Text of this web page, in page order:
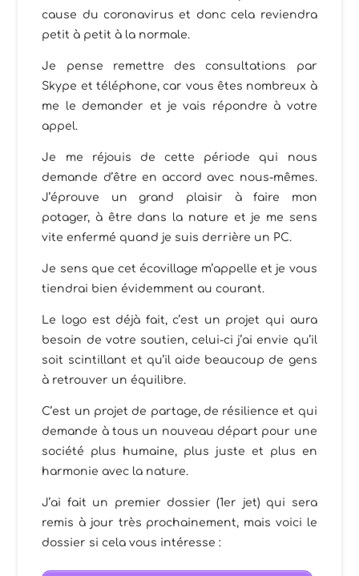
cause du coronavirus et donc cela reviendra
petit à petit à la normale.
Je pense remettre des consultations par
Skype et téléphone, car vous êtes nombreux à
me le demander et je vais répondre à votre
appel.
Je me réjouis de cette période qui nous
demande d’être en accord avec nous-mêmes.
J’éprouve un grand plaisir à faire mon
potager, à être dans la nature et je me sens
vite enfermé quand je suis derrière un PC.
Je sens que cet écovillage m’appelle et je vous
tiendrai bien évidemment au courant.
Le logo est déjà fait, c’est un projet qui aura
besoin de votre soutien, celui-ci j’ai envie qu’il
soit scintillant et qu’il aide beaucoup de gens
à retrouver un équilibre.
C’est un projet de partage, de résilience et qui
demande à tous un nouveau départ pour une
société plus humaine, plus juste et plus en
harmonie avec la nature.
J’ai fait un premier dossier (1er jet) qui sera
remis à jour très prochainement, mais voici le
dossier si cela vous intéresse :